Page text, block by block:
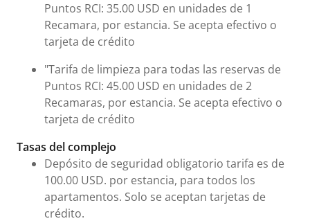
Puntos RCI: 35.00 USD en unidades de 1
Recamara, por estancia. Se acepta efectivo o
tarjeta de crédito
"Tarifa de limpieza para todas las reservas de
Puntos RCI: 45.00 USD en unidades de 2
Recamaras, por estancia. Se acepta efectivo o
tarjeta de crédito
Tasas del complejo
Depósito de seguridad obligatorio tarifa es de
100.00 USD. por estancia, para todos los
apartamentos. Solo se aceptan tarjetas de
crédito.